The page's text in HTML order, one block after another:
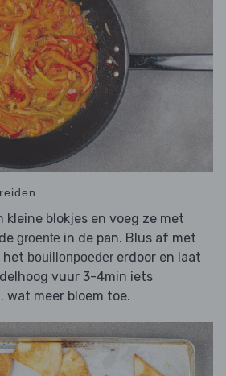
kleine blokjes en voeg ze met
groente in de pan. Blus af met
het bouillonpoeder erdoor en laat
vuur 3-4min iets
wat meer bloem toe.